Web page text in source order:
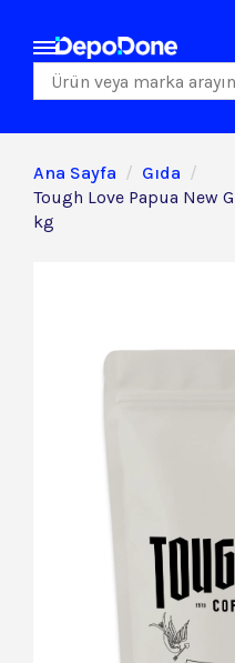
Paket Servis Ürünleri
Ana Sayfa
Gıda
Tough Love Papua New
kg